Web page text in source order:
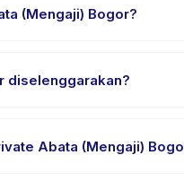
(Mengaji) Bogor?
diselenggarakan?
Abata (Mengaji)